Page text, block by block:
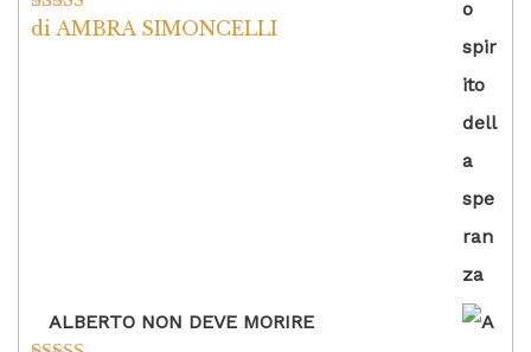
Valutato5su
di AMBRA SIMONCELLI
ALBERTO NON DEVE MORIRE